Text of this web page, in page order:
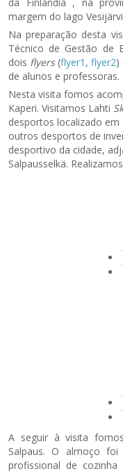
margem do lago
Na preparação desta
Técnico de Gestão de
dois flyers(flyer1 , flyer2)
de alunos e professoras.
Nesta visita fomos
Kaperi. Visitamos Lahti
desportos localizado em
outros desportos de
desportivo da cidade,
Salpausselkä.
A seguir à visita
Salpaus. O almoço
profissional de